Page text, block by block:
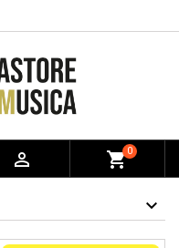
 shopping_cart0